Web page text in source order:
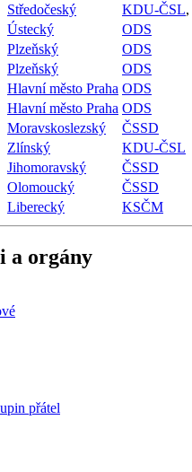
Středočeský KDU-ČSL,
Ústecký ODS
Plzeňský ODS
Plzeňský ODS
Hlavní město Praha ODS
Hlavní město Praha ODS
Moravskoslezský ČSSD
Zlínský KDU-ČSL
Jihomoravský ČSSD
Olomoucký ČSSD
Liberecký KSČM
a orgány
přátel